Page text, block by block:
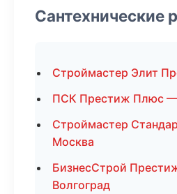
Сантехнические
Строймастер Элит
ПСК Престиж Плюс
Строймастер
Москва
БизнесСтрой
Волгоград